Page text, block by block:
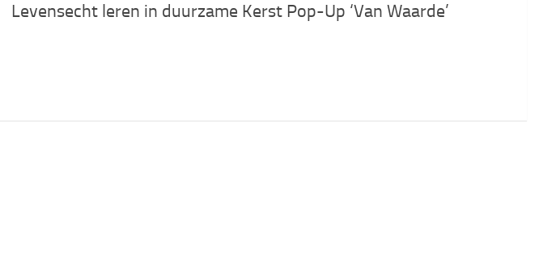
Levensecht leren in duurzame Kerst Pop-Up ‘Van Waarde’